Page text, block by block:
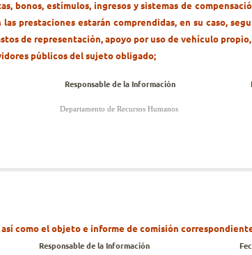
bonos, estímulos, ingresos y sistemas de
prestaciones estarán comprendidas, en su caso,
de representación, apoyo por uso de vehículo
públicos del sujeto obligado;
Responsable de la Información
Departamento de Recursos Humanos
como el objeto e informe de comisión
Responsable de la Información